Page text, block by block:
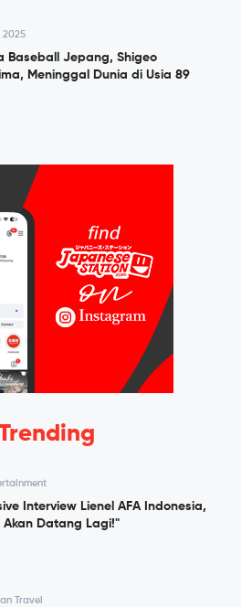
2025
Baseball Jepang, Shigeo
Meninggal Dunia di Usia 89
Interview Lienel AFA Indonesia,
Akan Datang Lagi!"
Travel